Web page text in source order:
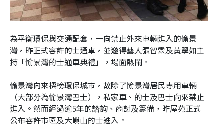
為平衡環保與交通配套，一向禁止外來車輛進入的愉景
灣，昨正式容許的士通車，並邀得藝人張智霖及黃翠如主
持「愉景灣的士通車典禮」，場面熱鬧。
愉景灣向來標榜環保城市，故除了愉景灣居民專用車輛
（大部分為愉景灣巴士），私家車、的士及巴士向來禁止
進入。然而經過逾5年的諮詢、商討及籌備，昨屋苑正式
公布容許市區及大嶼山的士進入。